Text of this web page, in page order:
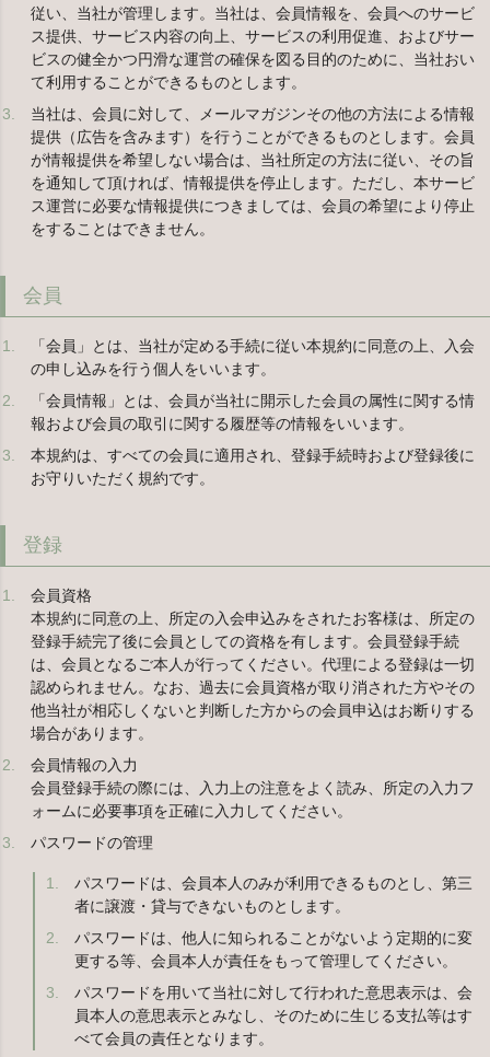
従い、当社が管理します。当社は、会員情報を、会員へのサービ
ス提供、サービス内容の向上、サービスの利用促進、およびサー
ビスの健全かつ円滑な運営の確保を図る目的のために、当社おい
て利用することができるものとします。
当社は、会員に対して、メールマガジンその他の方法による情報
提供（広告を含みます）を行うことができるものとします。会員
が情報提供を希望しない場合は、当社所定の方法に従い、その旨
を通知して頂ければ、情報提供を停止します。ただし、本サービ
ス運営に必要な情報提供につきましては、会員の希望により停止
をすることはできません。
会員
「会員」とは、当社が定める手続に従い本規約に同意の上、入会
の申し込みを行う個人をいいます。
「会員情報」とは、会員が当社に開示した会員の属性に関する情
報および会員の取引に関する履歴等の情報をいいます。
本規約は、すべての会員に適用され、登録手続時および登録後に
お守りいただく規約です。
登録
会員資格
本規約に同意の上、所定の入会申込みをされたお客様は、所定の
登録手続完了後に会員としての資格を有します。会員登録手続
は、会員となるご本人が行ってください。代理による登録は一切
認められません。なお、過去に会員資格が取り消された方やその
他当社が相応しくないと判断した方からの会員申込はお断りする
場合があります。
会員情報の入力
会員登録手続の際には、入力上の注意をよく読み、所定の入力フ
ォームに必要事項を正確に入力してください。
パスワードの管理
パスワードは、会員本人のみが利用できるものとし、第三
者に譲渡・貸与できないものとします。
パスワードは、他人に知られることがないよう定期的に変
更する等、会員本人が責任をもって管理してください。
パスワードを用いて当社に対して行われた意思表示は、会
員本人の意思表示とみなし、そのために生じる支払等はす
べて会員の責任となります。